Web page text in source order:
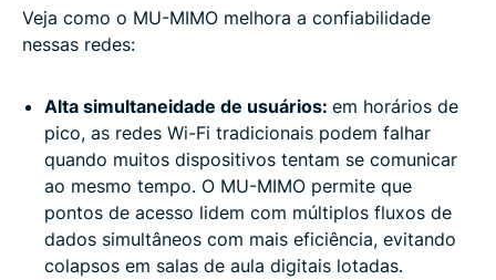
Veja como o MU-MIMO melhora a confiabilidade
nessas redes:
Alta simultaneidade de usuários: em horários de
pico, as redes Wi-Fi tradicionais podem falhar
quando muitos dispositivos tentam se comunicar
ao mesmo tempo. O MU-MIMO permite que
pontos de acesso lidem com múltiplos fluxos de
dados simultâneos com mais eficiência, evitando
colapsos em salas de aula digitais lotadas.